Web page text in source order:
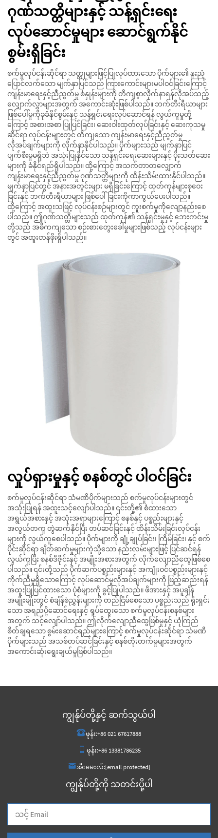
ဂုဏ်သတ္တိများနှင့် သန့်ရှင်းရေး
လုပ်ဆောင်မှုများ ဆောင်ရွက်နိုင်
စွမ်းရှိခြင်း
စက်မှုလုပ်ငန်းဆိုင်ရာ သတ္တုများဖြင့်ပြုလုပ်ထားသော ပိုက်များ၏ နူးညံ့
ပြောင်လက်သော မျက်နှာပြင်သည် ကြားကောင်းများမပါဝင်ခြင်းကြောင့်
ကျန်းမာရေးနှင့်ညီညွတ်မှု စံနှုန်းများကို တိကျစွာလိုက်နာရန်လိုအပ်သည့်
လျှောက်လွှာများအတွက် အကောင်းဆုံးဖြစ်ပါသည်။ ဘက်တီးရီယာများ
ဖြစ်ပေါ်မှုကိုခုခံနိုင်စွမ်းနှင့် သန့်ရှင်းရေးလုပ်ဆောင်ရန် လွယ်ကူမှုတို့
ကြောင့် အစားအစာ ပြုပြင်ခြင်း၊ ဆေးဝါးထုတ်လုပ်ခြင်းနှင့် ဆေးကုသမှု
ဆိုင်ရာ လုပ်ငန်းများတွင် တိကျသော ကျန်းမာရေးနှင့်ညီညွတ်မှု
လိုအပ်ချက်များကို လိုက်နာနိုင်ပါသည်။ ပိုက်များသည် မျက်နှာပြင်
ပျက်စီးမှုမရှိဘဲ အသုံးပြုနိုင်သော သန့်ရှင်းရေးဆေးများနှင့် ပိုးသတ်ဆေး
များကို ခံနိုင်ရည်ရှိပါသည်။ ထို့ကြောင့် အသက်တာတလျှောက်
ကျန်းမာရေးနှင့်ညီညွတ်မှု ဂုဏ်သတ္တိများကို ထိန်းသိမ်းထားနိုင်ပါသည်။
မျက်နှာပြင်တွင် အနားအတွင်းများ မရှိခြင်းကြောင့် ထုတ်ကုန်များစုဝေး
ခြင်းနှင့် ဘက်တီးရီယာများ ဖြစ်ပေါ်ခြင်းကိုကာကွယ်ပေးပါသည်။
ထို့ကြောင့် အထူးသဖြင့် လုပ်ငန်းစဉ်များတွင် ကူးစက်မှုကိုလျော့နည်းစေ
ပါသည်။ ဤဂုဏ်သတ္တိများသည် ထုတ်ကုန်၏ သန့်ရှင်းမှုနှင့် ဘေးကင်းမှု
တို့သည် အဓိကကျသော စဉ်းစားတွေးခေါ်မှုများဖြစ်သည့် လုပ်ငန်းများ
တွင် အထူးတန်ဖိုးရှိပါသည်။
လှုပ်ရှားမှုနှင့် စနစ်တွင် ပါဝင်ခြင်း
စက်မှုလုပ်ငန်းဆိုင်ရာ သံမဏိပိုက်များသည် စက်မှုလုပ်ငန်းများတွင်
အသုံးပြုရန် အထူးသင့်လျော်ပါသည်။ ၎င်းတို့၏ စံထားသော
အရွယ်အစားနှင့် အသုံးအရာများကြောင့် စနစ်နှင့် ပစ္စည်းများနှင့်
အလွယ်တကူ တွဲဆက်နိုင်ပြီး တပ်ဆင်ခြင်းနှင့် ထိန်းသိမ်းခြင်းလုပ်ငန်း
များကို လွယ်ကူစေပါသည်။ ပိုက်များကို ချုံ့ချုပ်ခြင်း၊ ကြိမ်ခြင်း၊ နှင့် စက်
ပိုင်းဆိုင်ရာ ချိတ်ဆက်မှုများကဲ့သို့သော နည်းလမ်းများဖြင့် ပြင်ဆင်ရန်
လွယ်ကူပြီး စနစ်ဒီဇိုင်းနှင့် အမျိုးအစားအတွက် လိုက်လျောညီထွေဖြစ်စေ
ပါသည်။ ၎င်းတို့သည် ပိုက်ဆက်ပစ္စည်းများနှင့် အကျုံးဝင်ပစ္စည်းများနှင့်
ကိုက်ညီမှုရှိသောကြောင့် လုပ်ဆောင်မှုလိုအပ်ချက်များကို ဖြည့်ဆည်းရန်
အထူးပြုပြင်ထားသော ပုံစံများကို ခွင့်ပြုပါသည်။ ဖိအားနှင့် အပူချိန်
အမျိုးမျိုးတွင် စံချိန်စံညွှန်းများကို တည်ငြိမ်စေသော ပစ္စည်းသည် ရိုးရှင်း
သော အရည်ပို့ဆောင်ရေးနှင့် ရှုပ်ထွေးသော စက်မှုလုပ်ငန်းစနစ်များ
အတွက် သင့်လျော်ပါသည်။ ဤလိုက်လျောညီထွေဖြစ်မှုနှင့် ယုံကြည်
စိတ်ချရသော စွမ်းဆောင်ရည်များကြောင့် စက်မှုလုပ်ငန်းဆိုင်ရာ သံမဏိ
ပိုက်များသည် အသစ်တပ်ဆင်ခြင်းနှင့် စနစ်တိုးတက်မှုများအတွက်
အကောင်းဆုံးရွေးချယ်မှုဖြစ်ပါသည်။
ကျွန်ုပ်တို့နှင့် ဆက်သွယ်ပါ
ဖုန်း:+86 021 67617888
ဖုန်း:+86 13381786235
အီးမေးလ်:[email protected]
ကျွန်ုပ်တို့ကို သတင်းပို့ပါ